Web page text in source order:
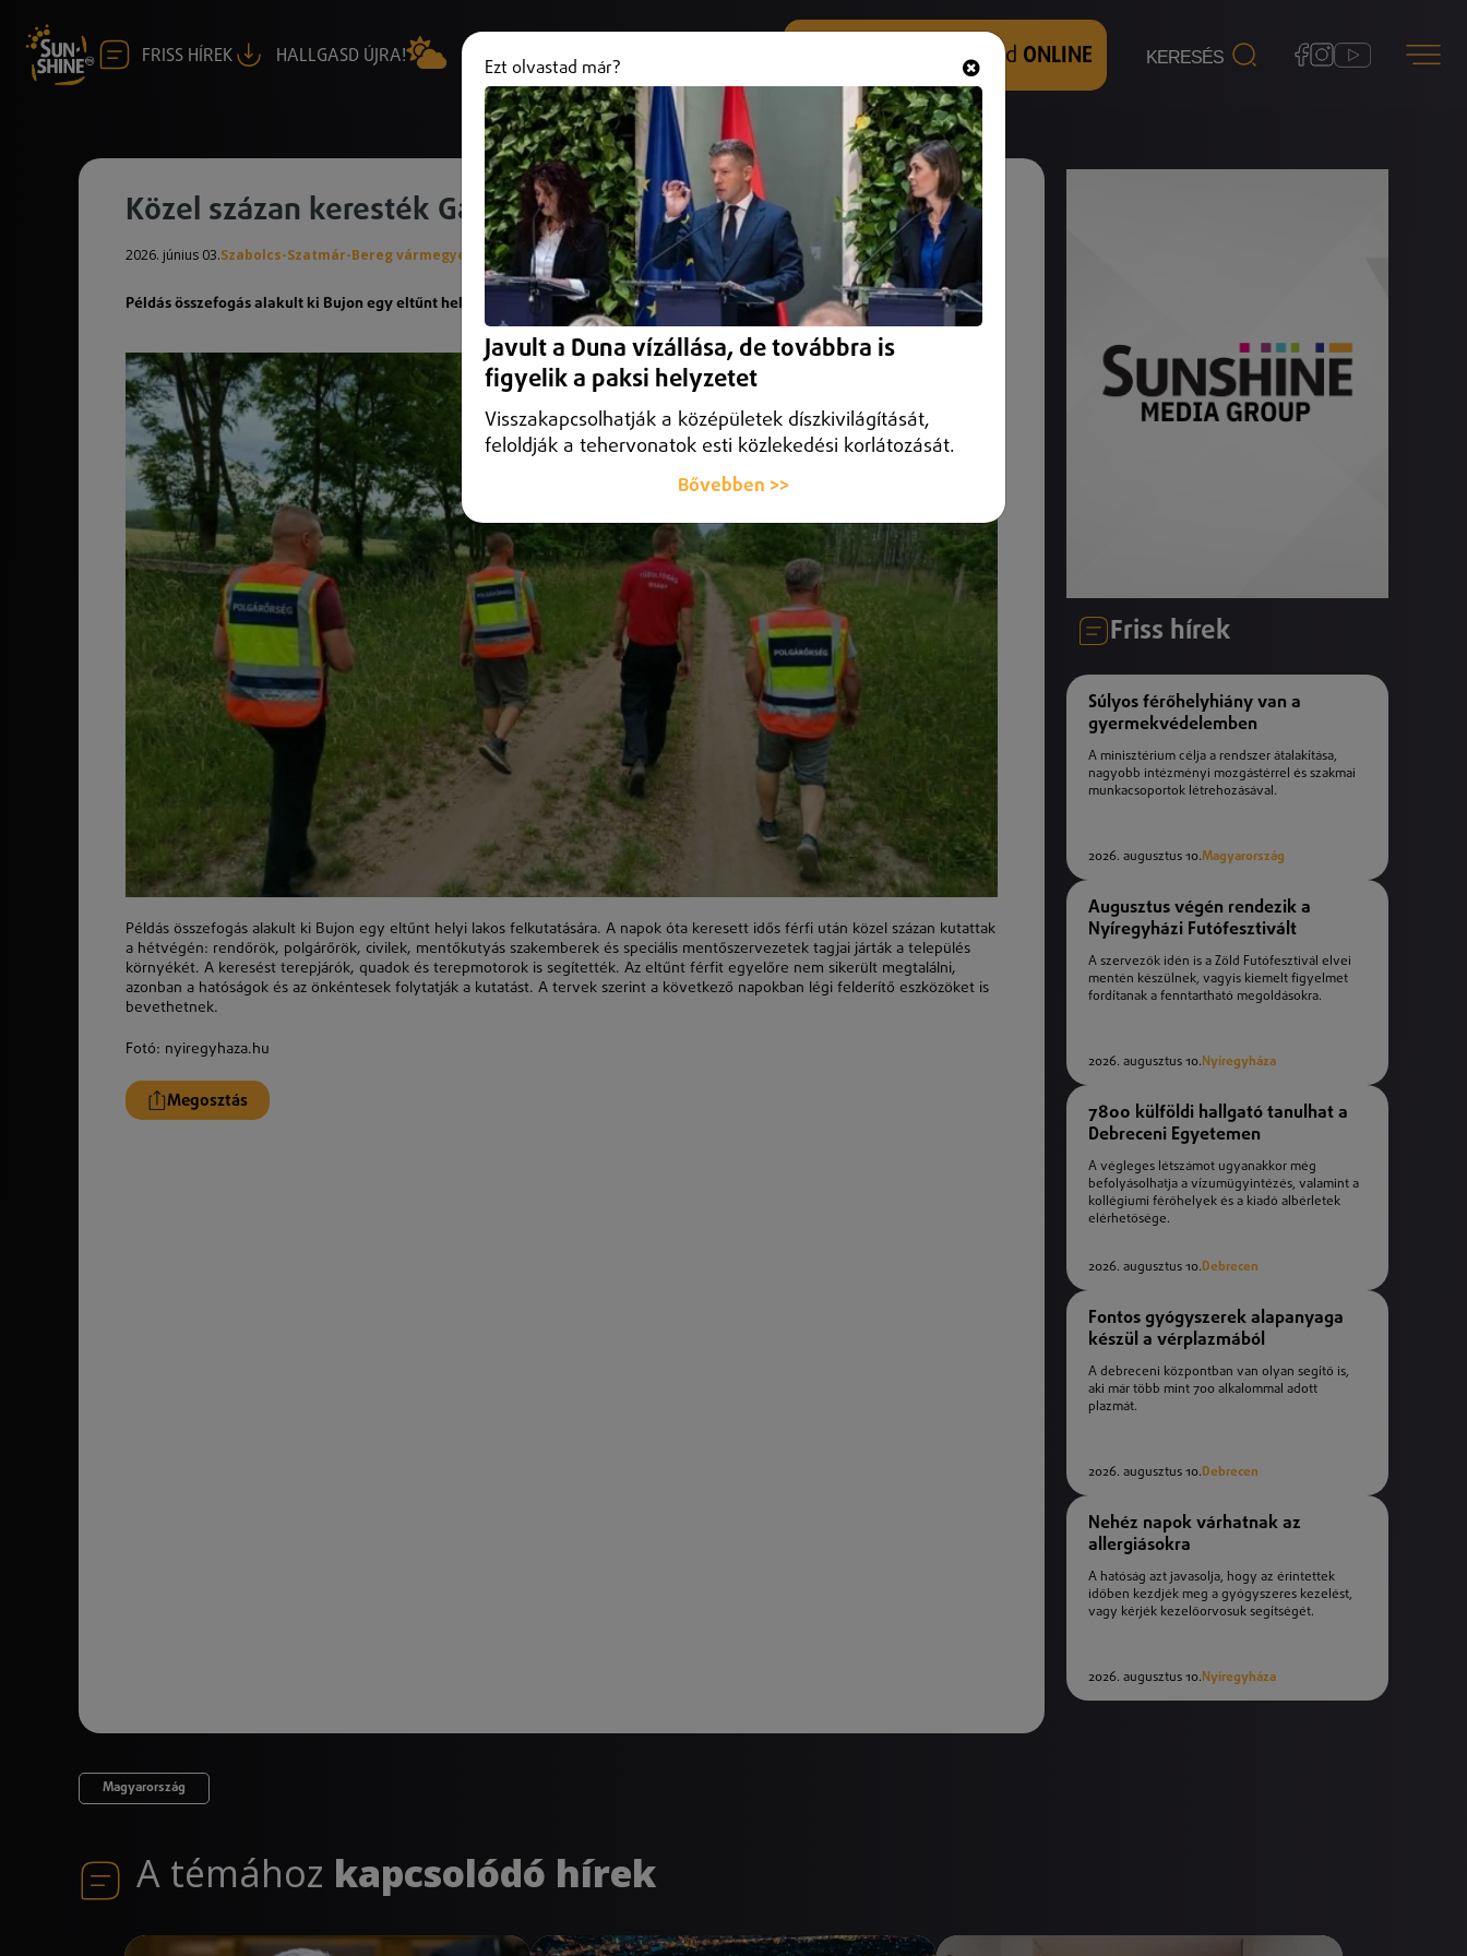
FRISS HÍREK HALLGASD ÚJRA! +36 (20) 316 3000 Hallgasd és nézd ONLINE
Közel százan keresték Gabi bácsit a hétvégén
2026. június 03.Szabolcs-Szatmár-Bereg vármegye
Példás összefogás alakult ki Bujon egy eltűnt helyi lakos felkutatására.
Példás összefogás alakult ki Bujon egy eltűnt helyi lakos felkutatására. A napok óta keresett idős férfi után közel százan kutattak
a hétvégén: rendőrök, polgárőrök, civilek, mentőkutyás szakemberek és speciális mentőszervezetek tagjai járták a település
környékét. A keresést terepjárók, quadok és terepmotorok is segítették. Az eltűnt férfit egyelőre nem sikerült megtalálni,
azonban a hatóságok és az önkéntesek folytatják a kutatást. A tervek szerint a következő napokban légi felderítő eszközöket is
bevethetnek.
Fotó: nyiregyhaza.hu
Megosztás
Friss hírek
Súlyos férőhelyhiány van a
gyermekvédelemben
A minisztérium célja a rendszer átalakítása,
nagyobb intézményi mozgástérrel és szakmai
munkacsoportok létrehozásával.
2026. augusztus 10.Magyarország
Augusztus végén rendezik a
Nyíregyházi Futófesztivált
A szervezők idén is a Zöld Futófesztivál elvei
mentén készülnek, vagyis kiemelt figyelmet
fordítanak a fenntartható megoldásokra.
2026. augusztus 10. Nyíregyháza
7800 külföldi hallgató tanulhat a
Debreceni Egyetemen
A végleges létszámot ugyanakkor még
befolyásolhatja a vízumügyintézés, valamint a
kollégiumi férőhelyek és a kiadó albérletek
elérhetősége.
2026. augusztus 10.Debrecen
Fontos gyógyszerek alapanyaga
készül a vérplazmából
A debreceni központban van olyan segítő is,
aki már több mint 700 alkalommal adott
plazmát.
2026. augusztus 10.Debrecen
Nehéz napok várhatnak az
allergiásokra
A hatóság azt javasolja, hogy az érintettek
időben kezdjék meg a gyógyszeres kezelést,
vagy kérjék kezelőorvosuk segítségét.
2026. augusztus 10. Nyíregyháza
Magyarország
A témához kapcsolódó hírek
Ezt olvastad már?
Javult a Duna vízállása, de továbbra is
figyelik a paksi helyzetet
Visszakapcsolhatják a középületek díszkivilágítását,
feloldják a tehervonatok esti közlekedési korlátozását.
Bővebben >>